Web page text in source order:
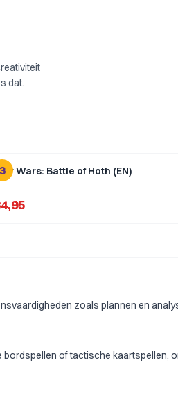
dat.
3
Star Wars: Battle of Hoth (EN)
zoals plannen en
of tactische kaartspellen,